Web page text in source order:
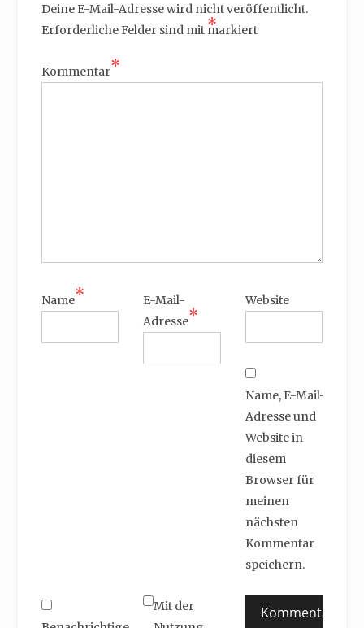
Deine E-Mail-Adresse wird nicht veröffentlicht.
Erforderliche Felder sind mit *
markiert
Kommentar*
Name*
E-Mail-
Adresse*
Website
Name, E-Mail-
Adresse und
Website in
diesem
Browser für
meinen
nächsten
Kommentar
speichern.
Mit der